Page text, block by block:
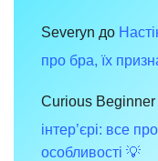
Severyn до
про бра, їх
Curious Beginner
інтер’єрі: все
особливості 💡